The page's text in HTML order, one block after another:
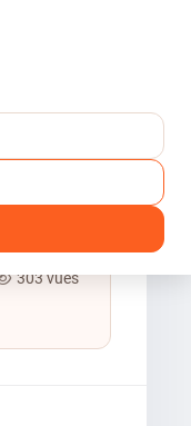
303 vues